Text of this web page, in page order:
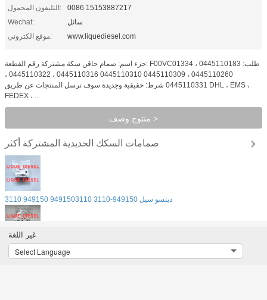
التليفون المحمول:
0086 15153887217
Wechat:
سائل
موقع الكتروني:
www.liquediesel.com
جزء اسم: صمام حاقن سكة مشتركة رقم القطعة: F00VC01334 طلب: 0445110183 ،
0445110260 ، 0445110309 0445110310 0445110316 ، 0445110322 ،
0445110331 شرط: حقيقية وجديدة سوف نرسل المنتجات عن طريق DHL ، EMS ،
FEDEX ، ...
منتوج وصف >
صمامات السكك الحديدية المشتركة
دينسو سيل 949150-3110 9491503110 949150 3110
غير اللغة
Select Language